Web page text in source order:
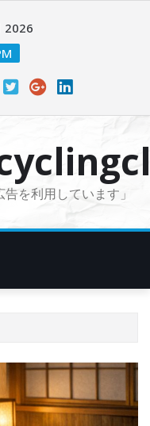
2026
を利用しています」